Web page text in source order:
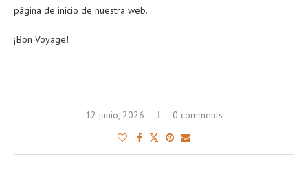
página de inicio de nuestra web.
¡Bon Voyage!
12 junio, 2026 0 comments